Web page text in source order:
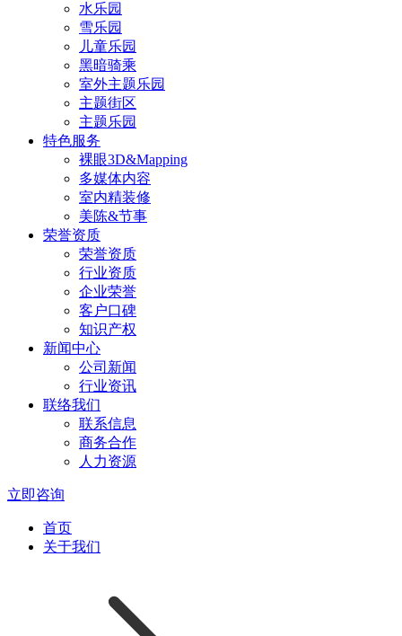
水乐园
雪乐园
儿童乐园
黑暗骑乘
室外主题乐园
主题街区
主题乐园
特色服务
裸眼3D&Mapping
多媒体内容
室内精装修
美陈&节事
荣誉资质
荣誉资质
行业资质
企业荣誉
客户口碑
知识产权
新闻中心
公司新闻
行业资讯
联络我们
联系信息
商务合作
人力资源
立即咨询
首页
关于我们